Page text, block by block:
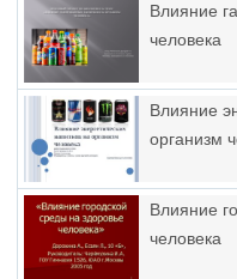
Влияние
человека
Влияние
организм
Влияние
человека